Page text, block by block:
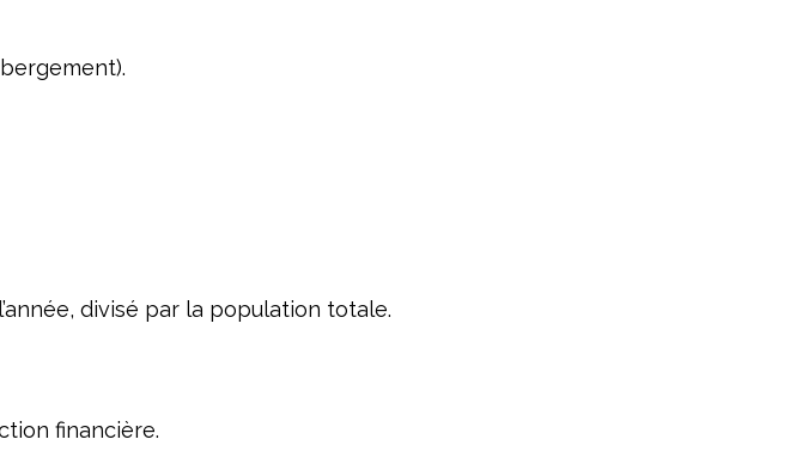
divisé par la population totale.
financière.